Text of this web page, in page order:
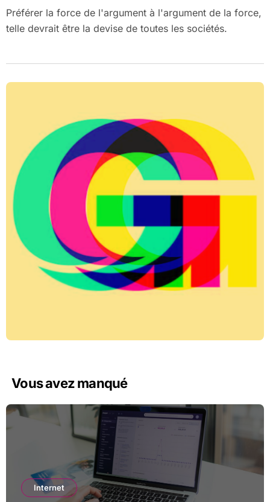
Préférer la force de l'argument à l'argument de la force,
telle devrait être la devise de toutes les sociétés.
Vous avez manqué
Internet